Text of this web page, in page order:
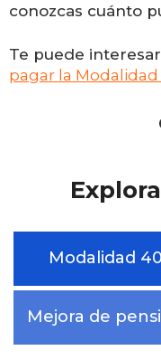
conozcas cuánto
Te puede
pagar la Modalidad
Modalidad 40
Mejora de